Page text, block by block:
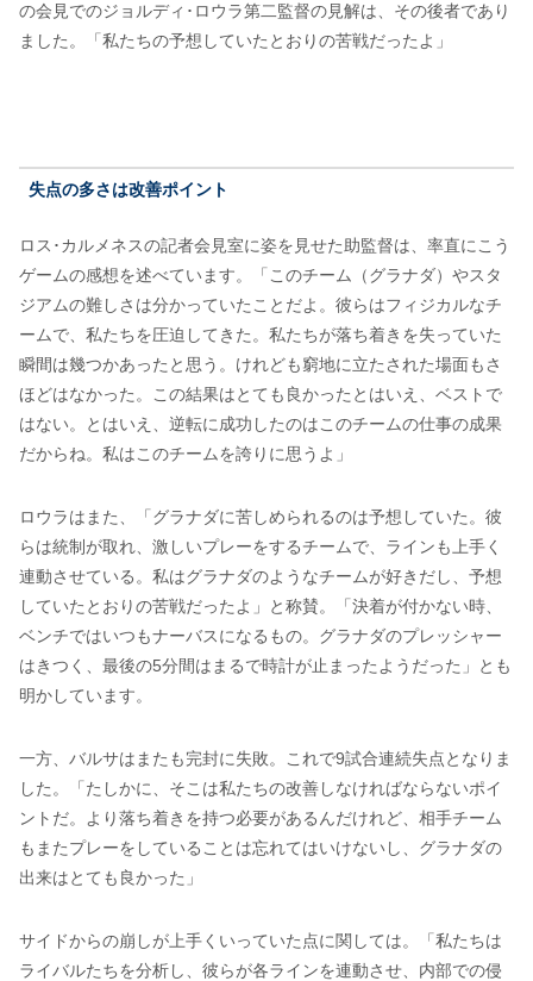
の会見でのジョルディ･ロウラ第二監督の見解は、その後者であり
ました。「私たちの予想していたとおりの苦戦だったよ」
失点の多さは改善ポイント
ロス･カルメネスの記者会見室に姿を見せた助監督は、率直にこう
ゲームの感想を述べています。「このチーム（グラナダ）やスタ
ジアムの難しさは分かっていたことだよ。彼らはフィジカルなチ
ームで、私たちを圧迫してきた。私たちが落ち着きを失っていた
瞬間は幾つかあったと思う。けれども窮地に立たされた場面もさ
ほどはなかった。この結果はとても良かったとはいえ、ベストで
はない。とはいえ、逆転に成功したのはこのチームの仕事の成果
だからね。私はこのチームを誇りに思うよ」
ロウラはまた、「グラナダに苦しめられるのは予想していた。彼
らは統制が取れ、激しいプレーをするチームで、ラインも上手く
連動させている。私はグラナダのようなチームが好きだし、予想
していたとおりの苦戦だったよ」と称賛。「決着が付かない時、
ベンチではいつもナーバスになるもの。グラナダのプレッシャー
はきつく、最後の5分間はまるで時計が止まったようだった」とも
明かしています。
一方、バルサはまたも完封に失敗。これで9試合連続失点となりま
した。「たしかに、そこは私たちの改善しなければならないポイ
ントだ。より落ち着きを持つ必要があるんだけれど、相手チーム
もまたプレーをしていることは忘れてはいけないし、グラナダの
出来はとても良かった」
サイドからの崩しが上手くいっていた点に関しては。「私たちは
ライバルたちを分析し、彼らが各ラインを連動させ、内部での侵